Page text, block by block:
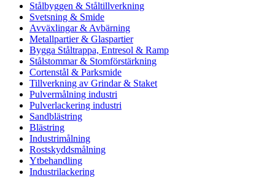
Stålbyggen & Ståltillverkning
Svetsning & Smide
Avväxlingar & Avbärning
Metallpartier & Glaspartier
Bygga Ståltrappa, Entresol & Ramp
Stålstommar & Stomförstärkning
Cortenstål & Parksmide
Tillverkning av Grindar & Staket
Pulvermålning industri
Pulverlackering industri
Sandblästring
Blästring
Industrimålning
Rostskyddsmålning
Ytbehandling
Industrilackering